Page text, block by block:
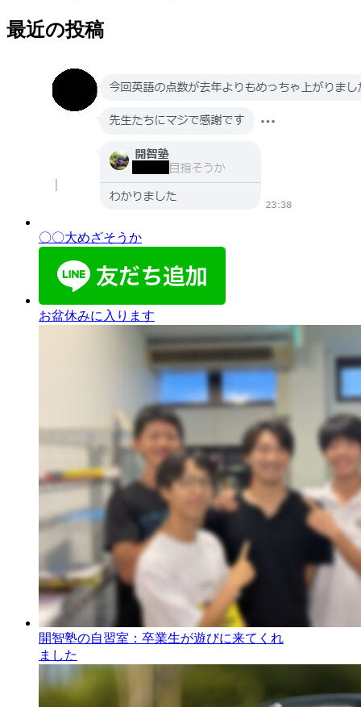
最近の投稿
〇〇大めざそうか
お盆休みに入ります
開智塾の自習室：卒業生が遊びに来てくれ
ました